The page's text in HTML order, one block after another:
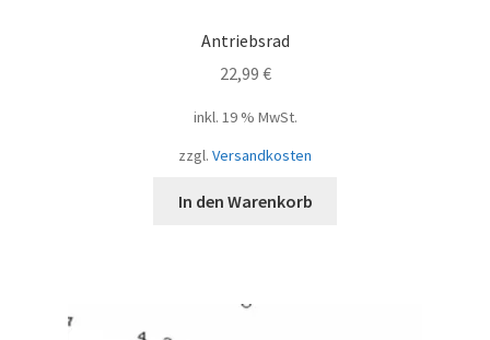
Antriebsrad
22,99 €
inkl. 19 % MwSt.
zzgl. Versandkosten
In den Warenkorb